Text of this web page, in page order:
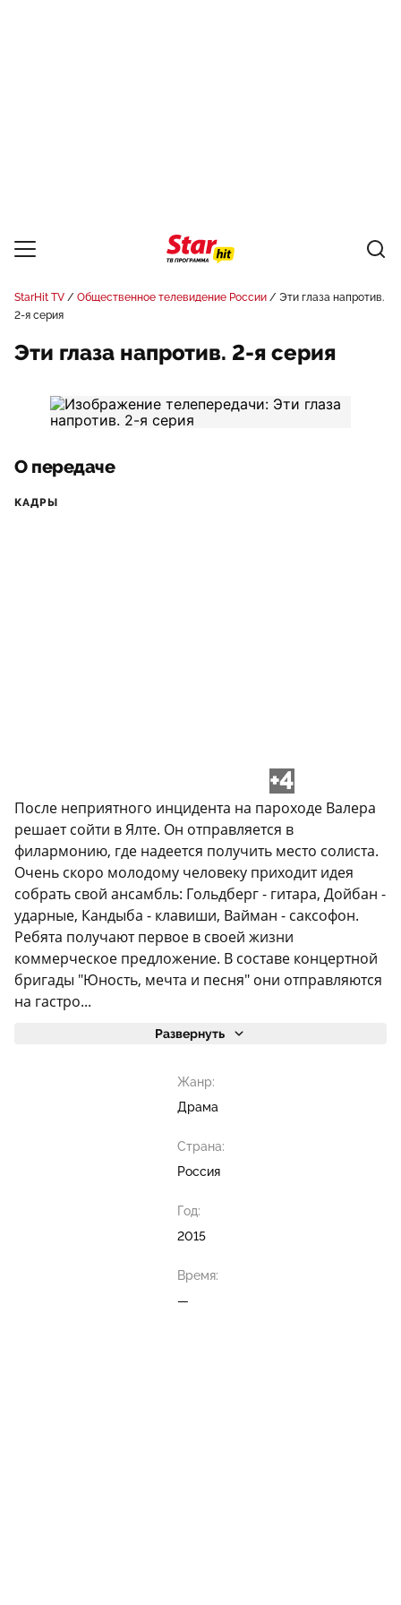
StarHit TV Общественное телевидение России
Эти глаза напротив.
2-я серия
Эти глаза напротив. 2-я серия
О передаче
КАДРЫ
+4
После неприятного инцидента на пароходе Валера
решает сойти в Ялте. Он отправляется в
филармонию, где надеется получить место солиста.
Очень скоро молодому человеку приходит идея
собрать свой ансамбль: Гольдберг - гитара, Дойбан -
ударные, Кандыба - клавиши, Вайман - саксофон.
Ребята получают первое в своей жизни
коммерческое предложение. В составе концертной
бригады "Юность, мечта и песня" они отправляются
на гастро...
Развернуть
Жанр:
Драма
Страна:
Россия
Год:
2015
Время:
—